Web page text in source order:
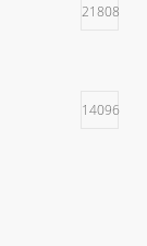
21808
14096